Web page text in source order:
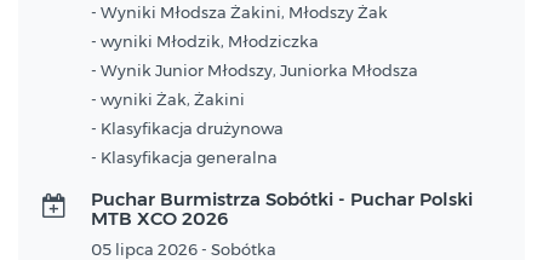
- Wyniki Młodsza Żakini, Młodszy Żak
- wyniki Młodzik, Młodziczka
- Wynik Junior Młodszy, Juniorka Młodsza
- wyniki Żak, Żakini
- Klasyfikacja drużynowa
- Klasyfikacja generalna
Puchar Burmistrza Sobótki - Puchar Polski
MTB XCO 2026
05 lipca 2026 - Sobótka